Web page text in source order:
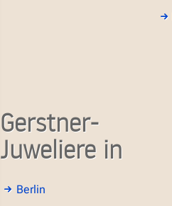
Gerstner-
Juweliere in
Berlin